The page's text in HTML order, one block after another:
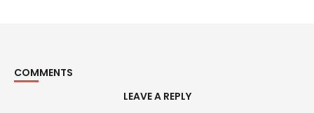
COMMENTS
LEAVE A REPLY